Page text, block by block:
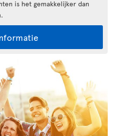
is het gemakkelijker dan